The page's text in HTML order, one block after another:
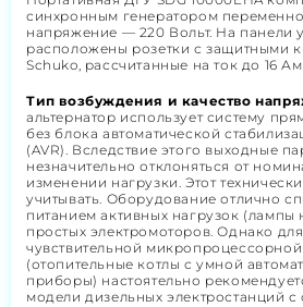
синхронным генератором
напряжение — 220 Вольт. На панели
расположены розетки с защитными
Schuko, рассчитанные на ток до 16
Тип возбуждения и качество
альтернатор использует систему
без блока автоматической
(AVR). Вследствие этого выходные
незначительно отклоняться от
изменении нагрузки. Этот
учитывать. Оборудование отлично
питанием активных нагрузок (лампы
простых электромоторов. Однако
чувствительной микропроцессорной
(отопительные котлы с умной
приборы) настоятельно
модели дизельных электростанций с